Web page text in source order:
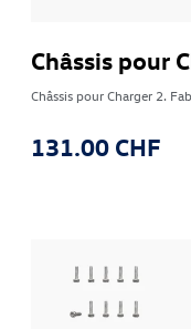
Châssis pour
Châssis pour Charger 2.
131.00 CHF